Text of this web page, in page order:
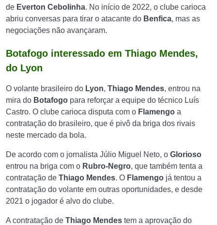
de Everton Cebolinha. No início de 2022, o clube carioca
abriu conversas para tirar o atacante do Benfica, mas as
negociações não avançaram.
Botafogo interessado em Thiago Mendes,
do Lyon
O volante brasileiro do Lyon, Thiago Mendes, entrou na
mira do Botafogo para reforçar a equipe do técnico Luís
Castro. O clube carioca disputa com o Flamengo a
contratação do brasileiro, que é pivô da briga dos rivais
neste mercado da bola.
De acordo com o jornalista Júlio Miguel Neto, o Glorioso
entrou na briga com o Rubro-Negro, que também tenta a
contratação de Thiago Mendes. O Flamengo já tentou a
contratação do volante em outras oportunidades, e desde
2021 o jogador é alvo do clube.
A contratação de Thiago Mendes tem a aprovação do